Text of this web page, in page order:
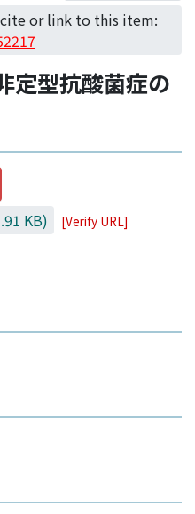
or link to this item:
定型抗酸菌症の
KB) [Verify URL]